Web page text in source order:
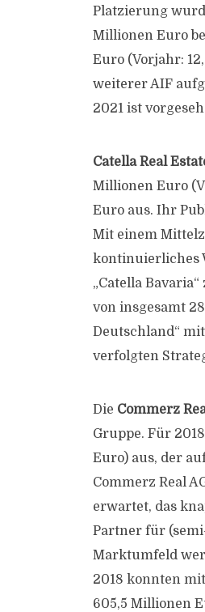
Platzierung
Millionen Euro
Euro (Vorjahr:
weiterer AIF
2021 ist
Catella Real
Millionen Euro
Euro aus. Ihr
Mit einem
kontinuierliches
„Catella
von insgesamt
Deutschland“
verfolgten
Die Commerz
Gruppe. Für
Euro) aus, der
Commerz Real
erwartet, das
Partner für
Marktumfeld
2018 konnten
605,5 Millionen